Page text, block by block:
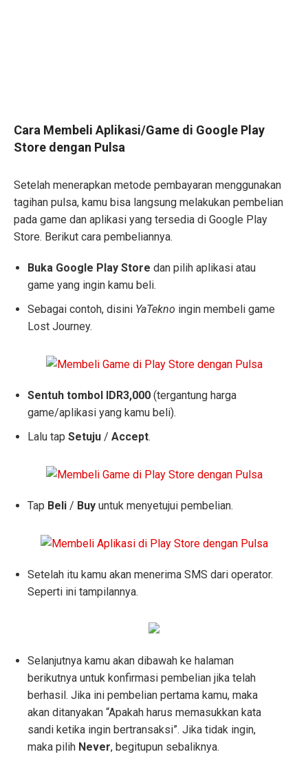
Cara Membeli Aplikasi/Game di Google Play
Store dengan Pulsa
Setelah menerapkan metode pembayaran menggunakan
tagihan pulsa, kamu bisa langsung melakukan pembelian
pada game dan aplikasi yang tersedia di Google Play
Store. Berikut cara pembeliannya.
Buka Google Play Store dan pilih aplikasi atau
game yang ingin kamu beli.
Sebagai contoh, disini YaTekno ingin membeli game
Lost Journey.
Sentuh tombol IDR3,000 (tergantung harga
game/aplikasi yang kamu beli).
Lalu tap Setuju / Accept.
Tap Beli / Buy untuk menyetujui pembelian.
Setelah itu kamu akan menerima SMS dari operator.
Seperti ini tampilannya.
Selanjutnya kamu akan dibawah ke halaman
berikutnya untuk konfirmasi pembelian jika telah
berhasil. Jika ini pembelian pertama kamu, maka
akan ditanyakan “Apakah harus memasukkan kata
sandi ketika ingin bertransaksi”. Jika tidak ingin,
maka pilih Never, begitupun sebaliknya.